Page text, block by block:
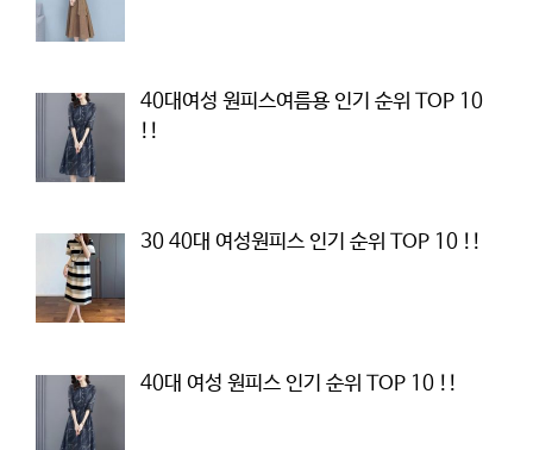
40대여성 원피스여름용 인기 순위 TOP 10
!!
30 40대 여성원피스 인기 순위 TOP 10 !!
40대 여성 원피스 인기 순위 TOP 10 !!